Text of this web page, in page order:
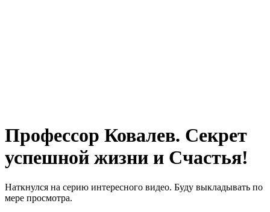
Профессор Ковалев. Секрет
успешной жизни и Счастья!
Наткнулся на серию интересного видео. Буду выкладывать по
мере просмотра.